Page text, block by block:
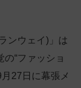
ンウェイ)」は
“ファッショ
27日に幕張メ